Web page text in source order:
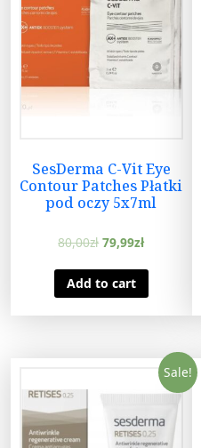
SesDerma C-Vit Eye
Contour Patches Płatki
pod oczy 5x7ml
80,00zł 79,99zł
Add to cart
Sale!